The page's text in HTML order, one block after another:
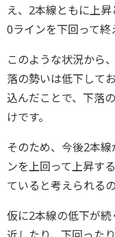
え、2本線ともに上
0ラインを下回って終
このような状況から
落の勢いは低下して
込んだことで、下落
けです。
そのため、今後2本
ンを上回って上昇す
ていると考えられるの
仮に2本線の低下が